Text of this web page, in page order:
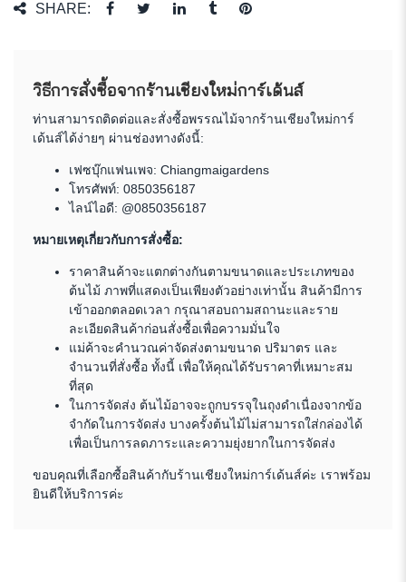
SHARE:
วิธีการสั่งซื้อจากร้านเชียงใหม่การ์เด้นส์
ท่านสามารถติดต่อและสั่งซื้อพรรณไม้จากร้านเชียงใหม่การ์
เด้นส์ได้ง่ายๆ ผ่านช่องทางดังนี้:
เฟซบุ๊กแฟนเพจ: Chiangmaigardens
โทรศัพท์: 0850356187
ไลน์ไอดี: @0850356187
หมายเหตุเกี่ยวกับการสั่งซื้อ:
ราคาสินค้าจะแตกต่างกันตามขนาดและประเภทของ
ต้นไม้ ภาพที่แสดงเป็นเพียงตัวอย่างเท่านั้น สินค้ามีการ
เข้าออกตลอดเวลา กรุณาสอบถามสถานะและราย
ละเอียดสินค้าก่อนสั่งซื้อเพื่อความมั่นใจ
แม่ค้าจะคำนวณค่าจัดส่งตามขนาด ปริมาตร และ
จำนวนที่สั่งซื้อ ทั้งนี้ เพื่อให้คุณได้รับราคาที่เหมาะสม
ที่สุด
ในการจัดส่ง ต้นไม้อาจจะถูกบรรจุในถุงดำเนื่องจากข้อ
จำกัดในการจัดส่ง บางครั้งต้นไม้ไม่สามารถใส่กล่องได้
เพื่อเป็นการลดภาระและความยุ่งยากในการจัดส่ง
ขอบคุณที่เลือกซื้อสินค้ากับร้านเชียงใหม่การ์เด้นส์ค่ะ เราพร้อม
ยินดีให้บริการค่ะ